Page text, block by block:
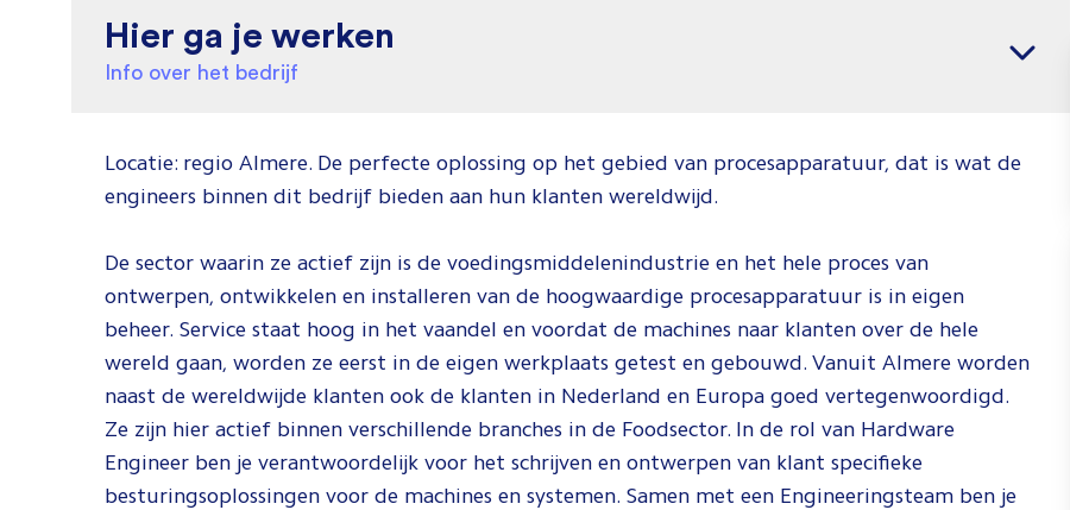
voor
Electrical
wil en wij
weten waar je
dat kan doen.
Check de video
om te zien hoe
Hier ga je werken
Info over het bedrijf
Locatie: regio Almere. De perfecte oplossing op het gebied van procesapparatuur, dat is wat de
engineers binnen dit bedrijf bieden aan hun klanten wereldwijd.
De sector waarin ze actief zijn is de voedingsmiddelenindustrie en het hele proces van
ontwerpen, ontwikkelen en installeren van de hoogwaardige procesapparatuur is in eigen
beheer. Service staat hoog in het vaandel en voordat de machines naar klanten over de hele
wereld gaan, worden ze eerst in de eigen werkplaats getest en gebouwd. Vanuit Almere worden
naast de wereldwijde klanten ook de klanten in Nederland en Europa goed vertegenwoordigd.
Ze zijn hier actief binnen verschillende branches in de Foodsector. In de rol van Hardware
Engineer ben je verantwoordelijk voor het schrijven en ontwerpen van klant specifieke
besturingsoplossingen voor de machines en systemen. Samen met een Engineeringsteam ben je